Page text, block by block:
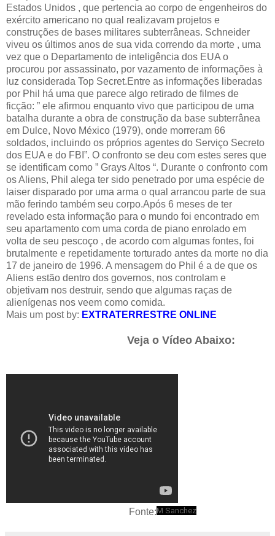
Estados Unidos , que pertencia ao corpo de engenheiros do
exército americano no qual realizavam projetos e
construções de bases militares subterrâneas. Schneider
viveu os últimos anos de sua vida correndo da morte , uma
vez que o Departamento de inteligência dos EUA o
procurou por assassinato, por vazamento de informações à
luz considerada Top Secret.Entre as informações liberadas
por Phil há uma que parece algo retirado de filmes de
ficção: ” ele afirmou enquanto vivo que participou de uma
batalha durante a obra de construção da base subterrânea
em Dulce, Novo México (1979), onde morreram 66
soldados, incluindo os próprios agentes do Serviço Secreto
dos EUA e do FBI”. O confronto se deu com estes seres que
se identificam como ” Grays Altos “. Durante o confronto com
os Aliens, Phil alega ter sido penetrado por uma espécie de
laiser disparado por uma arma o qual arrancou parte de sua
mão ferindo também seu corpo.Após 6 meses de ter
revelado esta informação para o mundo foi encontrado em
seu apartamento com uma corda de piano enrolado em
volta de seu pescoço , de acordo com algumas fontes, foi
brutalmente e repetidamente torturado antes da morte no dia
17 de janeiro de 1996. A mensagem do Phil é a de que os
Aliens estão dentro dos governos, nos controlam e
objetivam nos destruir, sendo que algumas raças de
alienígenas nos veem como comida.
Mais um post by: EXTRATERRESTRE ONLINE
Veja o Vídeo Abaixo:
Fonte:M Sanchez